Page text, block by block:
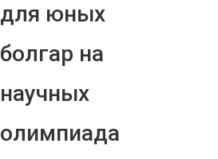
для юных
болгар на
научных
олимпиада